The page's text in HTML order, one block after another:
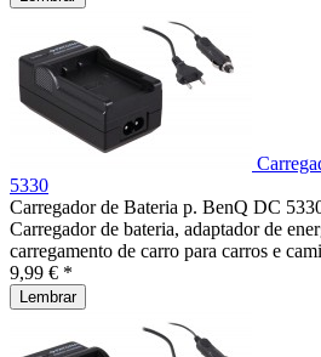
5330
Carregador de Bateria p. BenQ DC
Carregador de bateria, adaptador de
carregamento de carro para carros e
9,99 € *
Lembrar